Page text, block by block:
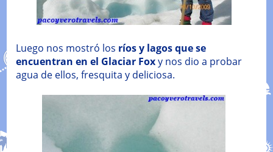
Luego nos mostró los ríos y lagos que se
encuentran en el Glaciar Foxy nos dio a probar
agua de ellos, fresquita y deliciosa.